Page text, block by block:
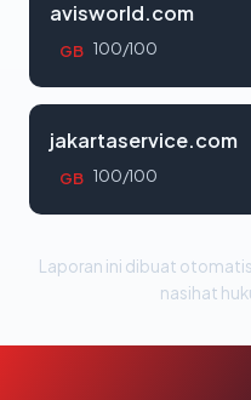
avisworld.com
GB 100/100
jakartaservice.com
GB 100/100
Laporan ini dibuat
nasihat